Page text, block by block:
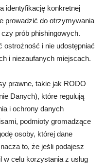
identyfikację konkretnej
prowadzić do otrzymywania
prób phishingowych.
ostrożność i nie udostępniać
i niezaufanych miejscach.
prawne, takie jak RODO
Danych), które regulują
i ochrony danych
podmioty gromadzące
osoby, której dane
to, że jeśli podajesz
celu korzystania z usług